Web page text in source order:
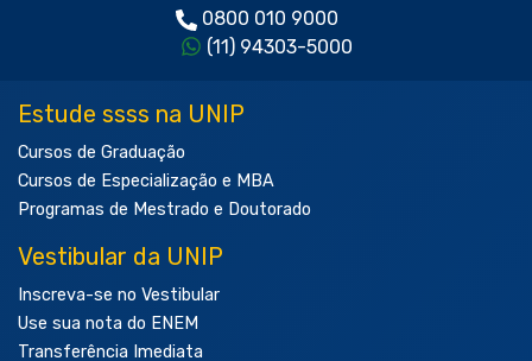
0800 010 9000
(11) 94303-5000
Estude ssss na UNIP
Cursos de Graduação
Cursos de Especialização e MBA
Programas de Mestrado e Doutorado
Vestibular da UNIP
Inscreva-se no Vestibular
Use sua nota do ENEM
Transferência Imediata